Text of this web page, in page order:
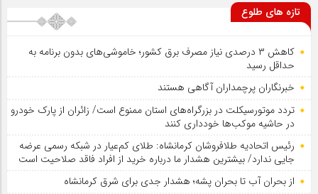
تازه های طلوع
کاهش ۳ درصدی نیاز مصرف برق کشور؛ خاموشی‌های بدون برنامه به
حداقل رسید
خبرنگاران پرچمداران آگاهی هستند
تردد موتورسیکلت در بزرگراه‌های استان ممنوع است/ زائران از پارک خودرو
در حاشیه موکب‌ها خودداری کنند
رئیس اتحادیه طلافروشان کرمانشاه: طلای کم‌عیار در شبکه رسمی عرضه
جایی ندارد/ بیشترین هشدار ما درباره خرید از افراد فاقد صلاحیت است
از بحران آب تا بحران پشه؛ هشدار جدی برای شرق کرمانشاه